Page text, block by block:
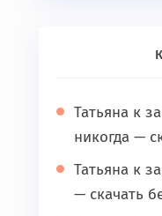
Татьяна к
никогда —
Татьяна к
— скачать